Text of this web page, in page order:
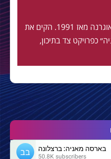
חי ונושם בלאוגרנה מאז 1991. הקים את
כפרויקט צד בתיכון,